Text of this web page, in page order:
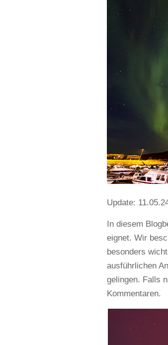
Update:
In diesem
eignet. Wir
besonders
ausführlichen
gelingen. Falls
Kommentaren.